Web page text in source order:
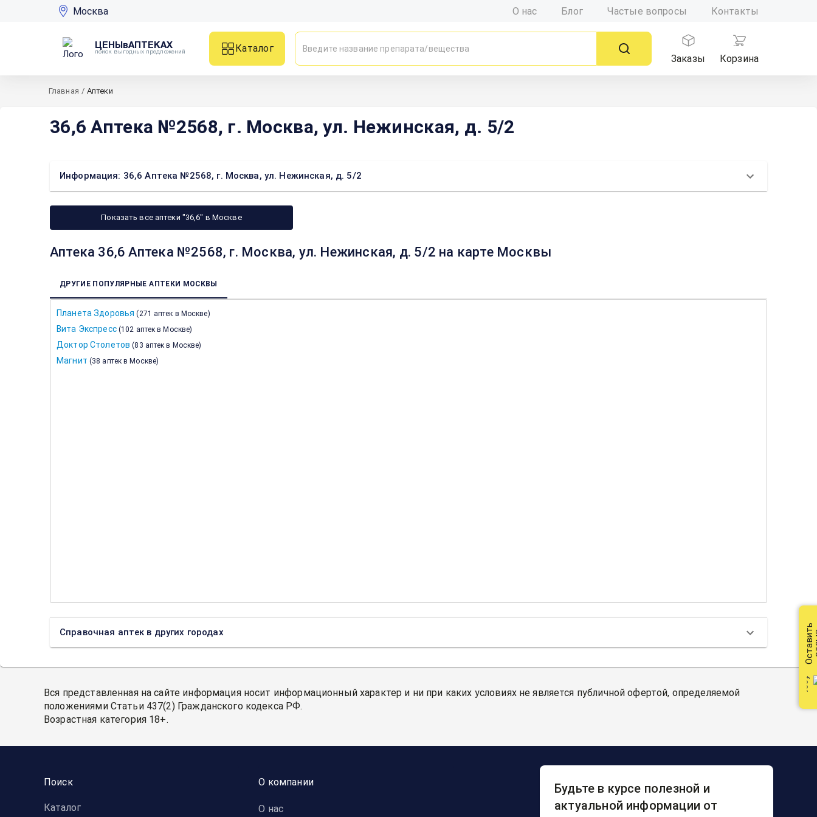
Москва О нас Блог Частые вопросы Контакты
ЦЕНЫвАПТЕКАХ
поиск выгодных предложений
Каталог
Заказы
Корзина
Главная / Аптеки
36,6 Аптека №2568, г. Москва, ул. Нежинская, д. 5/2
Информация: 36,6 Аптека №2568, г. Москва, ул. Нежинская, д. 5/2
Показать все аптеки "36,6" в Москве
Аптека 36,6 Аптека №2568, г. Москва, ул. Нежинская, д. 5/2 на карте Москвы
ДРУГИЕ ПОПУЛЯРНЫЕ АПТЕКИ МОСКВЫ
Планета Здоровья (271 аптек в Москве)
Вита Экспресс (102 аптек в Москве)
Доктор Столетов (83 аптек в Москве)
Магнит (38 аптек в Москве)
Справочная аптек в других городах
Вся представленная на сайте информация носит информационный характер и ни при каких условиях не является публичной офертой, определяемой
положениями Статьи 437(2) Гражданского кодекса РФ.
Возрастная категория 18+.
Поиск
Каталог
О компании
О нас
Будьте в курсе полезной и
актуальной информации от
Оставить